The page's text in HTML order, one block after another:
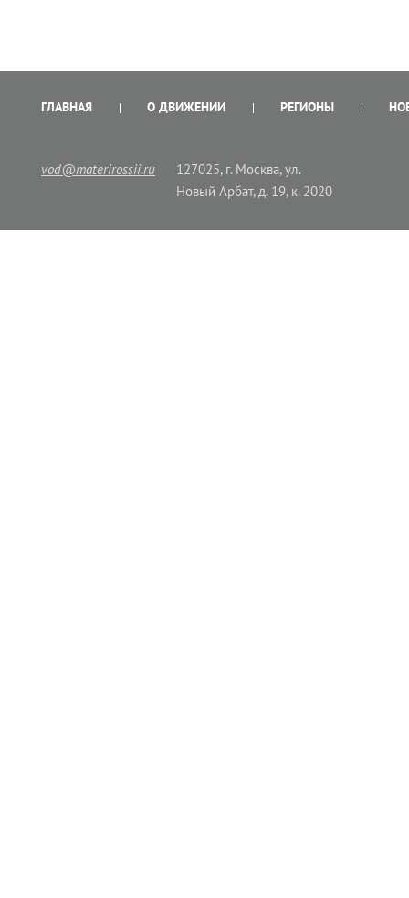
ГЛАВНАЯ О ДВИЖЕНИИ РЕГИОНЫ
vod@materirossii.ru
127025, г. Москва, ул.
Новый Арбат, д. 19, к. 2020